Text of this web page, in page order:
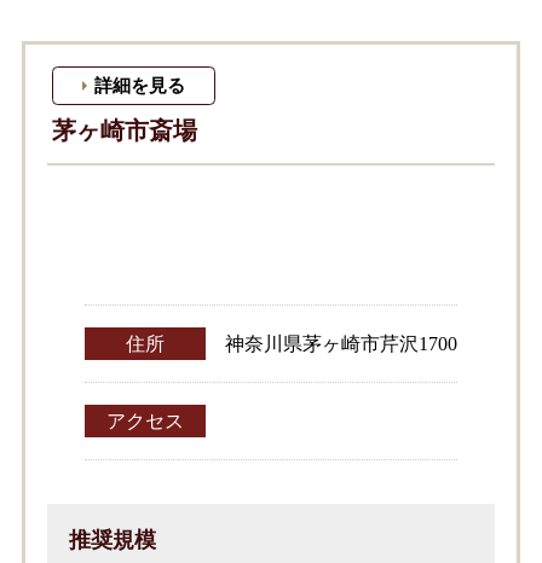
茅ヶ崎市斎場
詳細を見る
住所 神奈川県茅ヶ崎市芹沢1700
アクセス
推奨規模